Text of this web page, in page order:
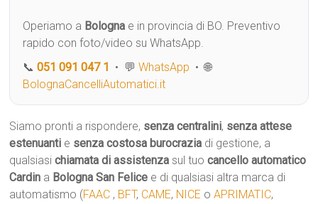
Operiamo a Bologna e in provincia di BO. Preventivo
rapido con foto/video su WhatsApp.
📞051 091 047 1 • 💬WhatsApp • 🌐
BolognaCancelliAutomatici.it
Siamo pronti a rispondere, senza centralini, senza attese
estenuanti e senza costosa burocrazia di gestione, a
qualsiasichiamata di assistenza sul tuocancello automatico
Cardin a Bologna San Felice e di qualsiasi altra marca di
automatismo (FAAC , BFT, CAME, NICE oAPRIMATIC,